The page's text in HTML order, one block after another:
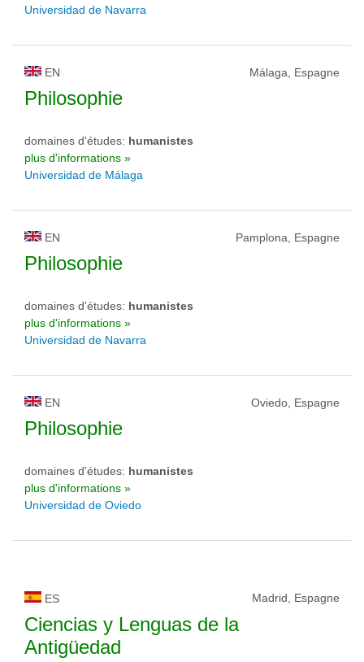
Universidad de Navarra
EN Málaga, Espagne
Philosophie
domaines d'études: humanistes
plus d'informations »
Universidad de Málaga
EN Pamplona, Espagne
Philosophie
domaines d'études: humanistes
plus d'informations »
Universidad de Navarra
EN Oviedo, Espagne
Philosophie
domaines d'études: humanistes
plus d'informations »
Universidad de Oviedo
ES Madrid, Espagne
Ciencias y Lenguas de la
Antigüedad